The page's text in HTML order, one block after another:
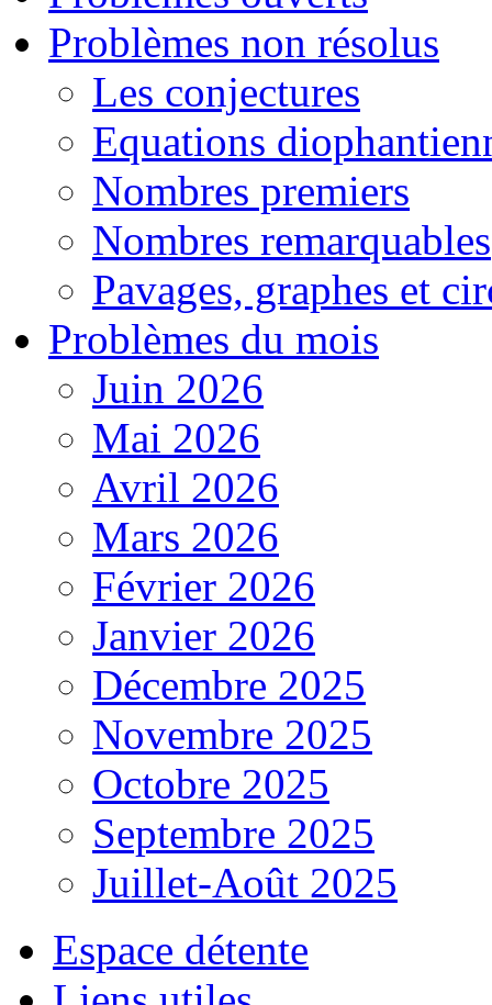
Problèmes non résolus
Les conjectures
Equations
Nombres premiers
Nombres remarquables
Pavages, graphes et
Problèmes du mois
Juin 2026
Mai 2026
Avril 2026
Mars 2026
Février 2026
Janvier 2026
Décembre 2025
Novembre 2025
Octobre 2025
Septembre 2025
Juillet-Août 2025
Espace détente